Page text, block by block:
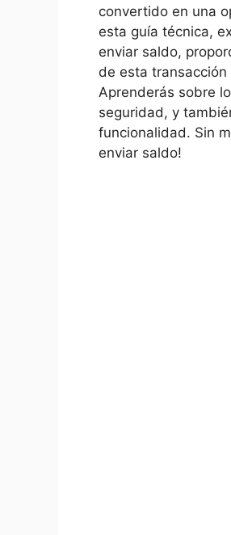
convertido en una
esta guía técnica,
enviar saldo,
de esta
Aprenderás sobre
seguridad, y
funcionalidad. Sin
enviar saldo!